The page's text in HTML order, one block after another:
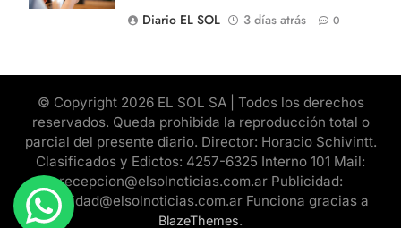
Diario EL SOL
3 días atrás 0
© Copyright 2026 EL SOL SA | Todos los derechos
reservados. Queda prohibida la reproducción total o
parcial del presente diario. Director: Horacio Schivintt.
Clasificados y Edictos: 4257-6325 Interno 101 Mail:
recepcion@elsolnoticias.com.ar Publicidad:
publicidad@elsolnoticias.com.ar Funciona gracias a
BlazeThemes.